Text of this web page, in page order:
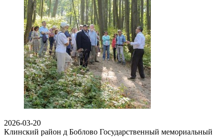
2026-03-20
Клинский район д Боблово Государственный мемориальный